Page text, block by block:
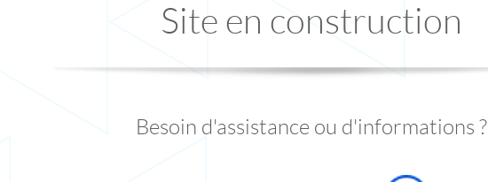
Site en construction
Besoin d'assistance ou d'informations ?